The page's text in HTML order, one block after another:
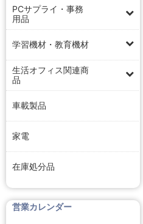
PCサプライ・事務
用品
学習機材・教育機材
生活オフィス関連商
品
車載製品
家電
在庫処分品
営業カレンダー